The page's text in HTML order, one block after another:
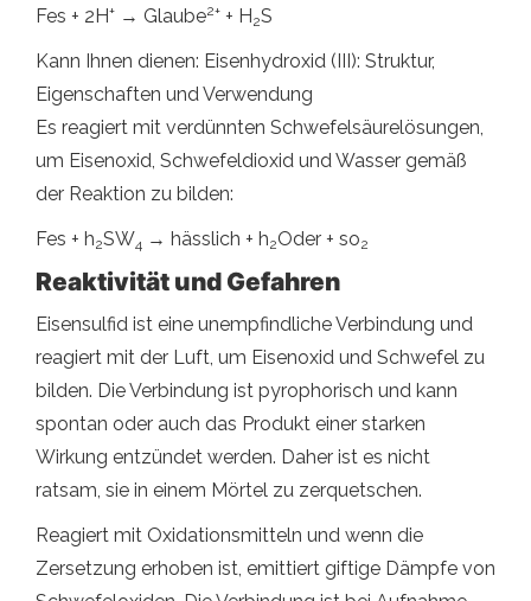
Fes + 2H+ → Glaube2+ + H2S
Kann Ihnen dienen: Eisenhydroxid (III): Struktur,
Eigenschaften und Verwendung
Es reagiert mit verdünnten Schwefelsäurelösungen,
um Eisenoxid, Schwefeldioxid und Wasser gemäß
der Reaktion zu bilden:
Fes + h2SW4 → hässlich + h2Oder + so2
Reaktivität und Gefahren
Eisensulfid ist eine unempfindliche Verbindung und
reagiert mit der Luft, um Eisenoxid und Schwefel zu
bilden. Die Verbindung ist pyrophorisch und kann
spontan oder auch das Produkt einer starken
Wirkung entzündet werden. Daher ist es nicht
ratsam, sie in einem Mörtel zu zerquetschen.
Reagiert mit Oxidationsmitteln und wenn die
Zersetzung erhoben ist, emittiert giftige Dämpfe von